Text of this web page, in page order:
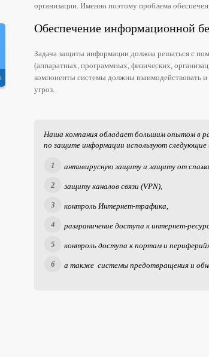
организации. Именно поэтому проблема
Обеспечение информационной
Задача защиты информации должна решаться с
(аппаратных, программных, физических,
компоненты системы должны взаимодействовать
угроз.
Наша компания обладает большим опытом в
по защите информации используют следующие
антивирусную защиту и защиту от спама,
защиту каналов связи (VPN),
контроль Интернет-трафика,
разграничение доступа к интернет-
контроль доступа к портам и
а также системы предотвращения и